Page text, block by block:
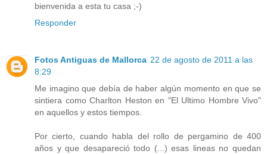
bienvenida a esta tu casa ;-)
Responder
Fotos Antiguas de Mallorca 22 de agosto de 2011 a las
8:29
Me imagino que debía de haber algún momento en que se
sintiera como Charlton Heston en "El Ultimo Hombre Vivo"
en aquellos y estos tiempos.
Por cierto, cuando habla del rollo de pergamino de 400
años y que desapareció todo (...) esas lineas no quedan